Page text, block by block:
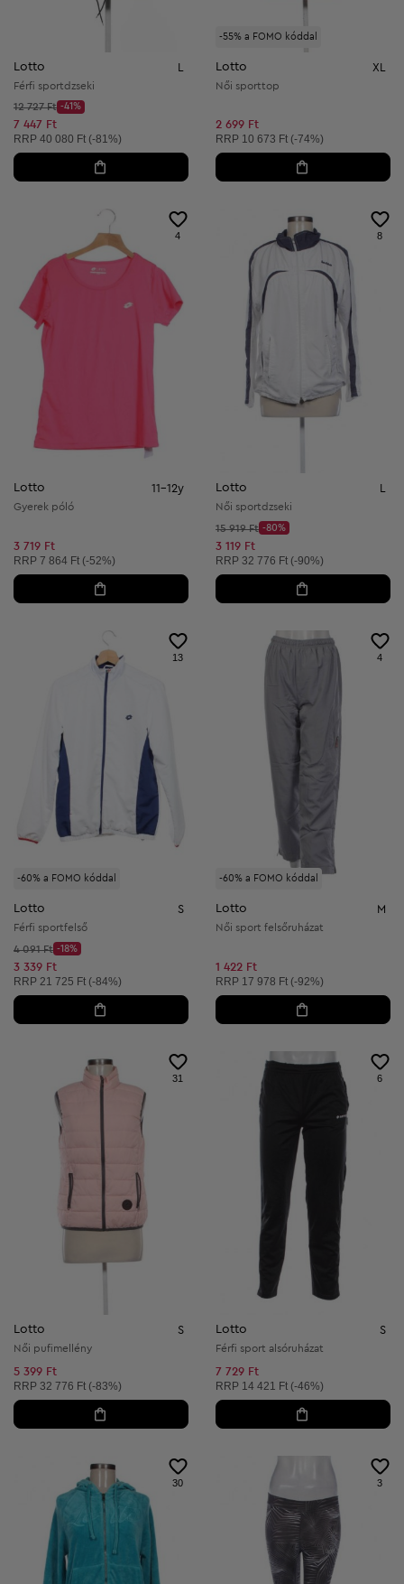
Lotto L
Férfi sportdzseki
Kezdő ár:
12 727 Ft
Discount Price:
-41%
Csökkentett ár:
7 447 Ft
Ajánlott ár:
RRP 40 080 Ft (-81%)
-55% a FOMO kóddal
Lotto XL
Női sporttop
2 699 Ft
Ajánlott ár:
RRP 10 673 Ft (-74%)
4
Lotto 11-12y
Gyerek póló
3 719 Ft
Ajánlott ár:
RRP 7 864 Ft (-52%)
8
Lotto L
Női sportdzseki
Kezdő ár:
15 919 Ft
Discount Price:
-80%
Csökkentett ár:
3 119 Ft
Ajánlott ár:
RRP 32 776 Ft (-90%)
-60% a FOMO kóddal
13
Lotto S
Férfi sportfelső
Kezdő ár:
4 091 Ft
Discount Price:
-18%
Csökkentett ár:
3 339 Ft
Ajánlott ár:
RRP 21 725 Ft (-84%)
-60% a FOMO kóddal
4
Lotto M
Női sport felsőruházat
1 422 Ft
Ajánlott ár:
RRP 17 978 Ft (-92%)
31
Lotto S
Női pufimellény
5 399 Ft
Ajánlott ár:
RRP 32 776 Ft (-83%)
6
Lotto S
Férfi sport alsóruházat
7 729 Ft
Ajánlott ár:
RRP 14 421 Ft (-46%)
30 3